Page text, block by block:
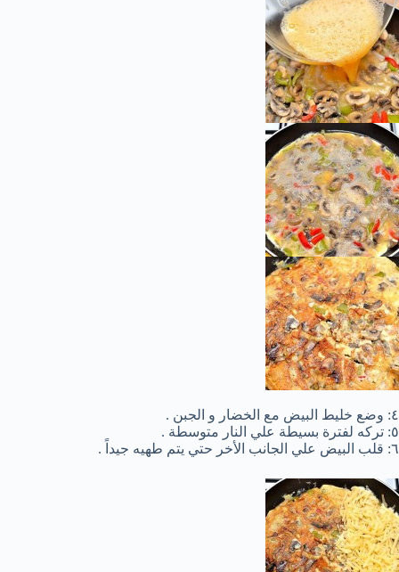
٤: وضع خليط البيض مع الخضار و الجبن .
٥: تركه لفترة بسيطة علي النار متوسطة .
٦: قلب البيض علي الجانب الأخر حتي يتم طهيه جيداً .